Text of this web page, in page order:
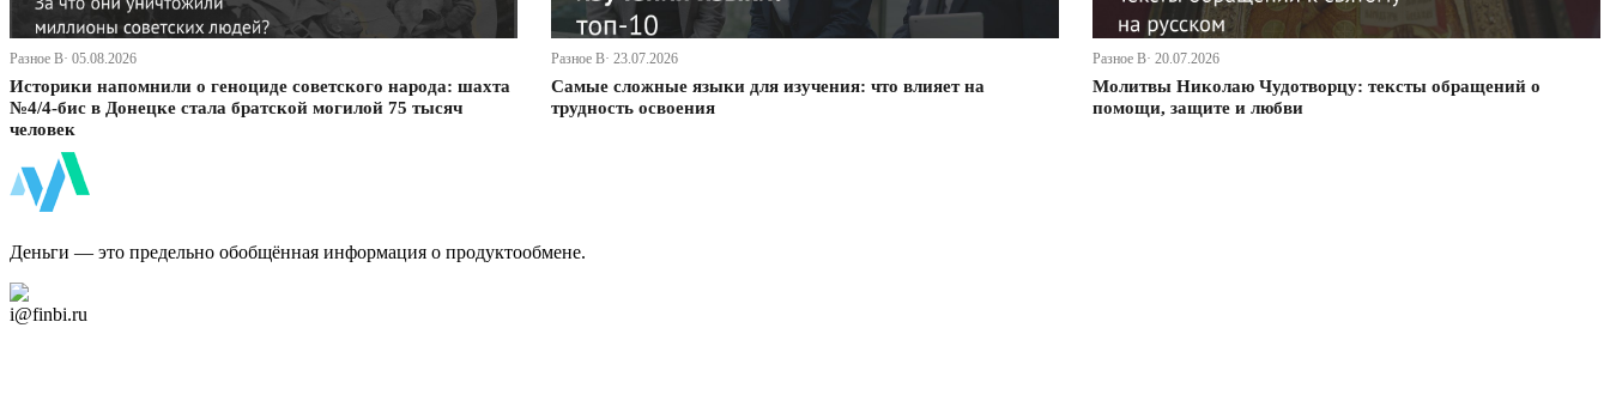
Разное В· 05.08.2026
Историки напомнили о геноциде советского народа: шахта
№4/4-бис в Донецке стала братской могилой 75 тысяч
человек
Разное В· 23.07.2026
Самые сложные языки для изучения: что влияет на
трудность освоения
Разное В· 20.07.2026
Молитвы Николаю Чудотворцу: тексты обращений о
помощи, защите и любви
Деньги — это предельно обобщённая информация о продуктообмене.
i@finbi.ru